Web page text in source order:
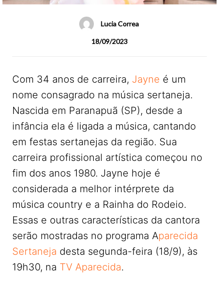
Lucia Correa
18/09/2023
Com 34 anos de carreira, Jayne é um
nome consagrado na música sertaneja.
Nascida em Paranapuã (SP), desde a
infância ela é ligada a música, cantando
em festas sertanejas da região. Sua
carreira profissional artística começou no
fim dos anos 1980. Jayne hoje é
considerada a melhor intérprete da
música country e a Rainha do Rodeio.
Essas e outras características da cantora
serão mostradas no programa Aparecida
Sertaneja desta segunda-feira (18/9), às
19h30, na TV Aparecida.